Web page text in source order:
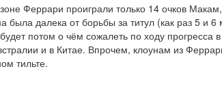
Феррари проиграли только 14 очков Макам,
далека от борьбы за титул (как раз 5 и 6
потом о чём сожалеть по ходу прогресса
и в Китае. Впрочем, клоунам из
тильте.